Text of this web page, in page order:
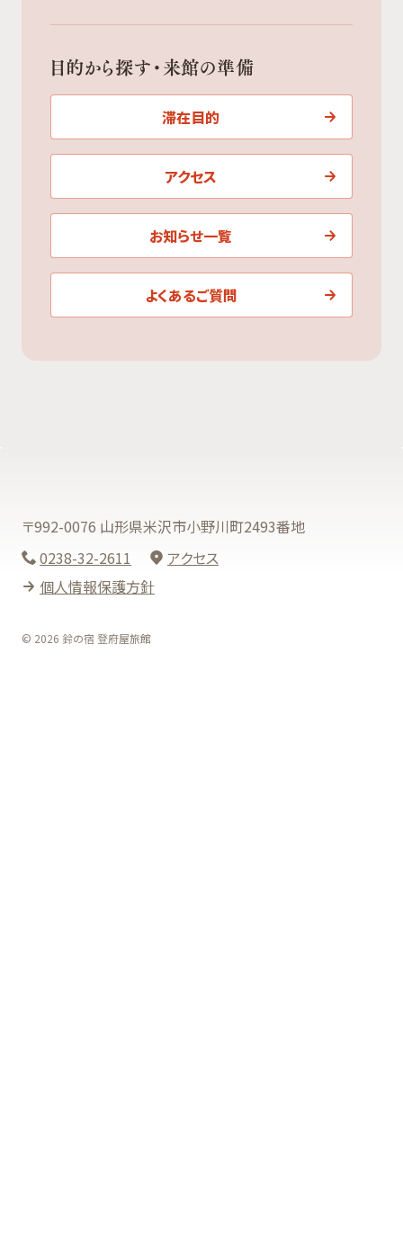
目的から探す・来館の準備
滞在目的
アクセス
お知らせ一覧
よくあるご質問
〒992-0076 山形県米沢市小野川町2493番地
0238-32-2611
アクセス
個人情報保護方針
© 2026 鈴の宿 登府屋旅館